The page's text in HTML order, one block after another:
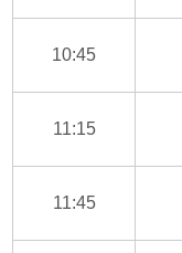
10:45
11:15
11:45